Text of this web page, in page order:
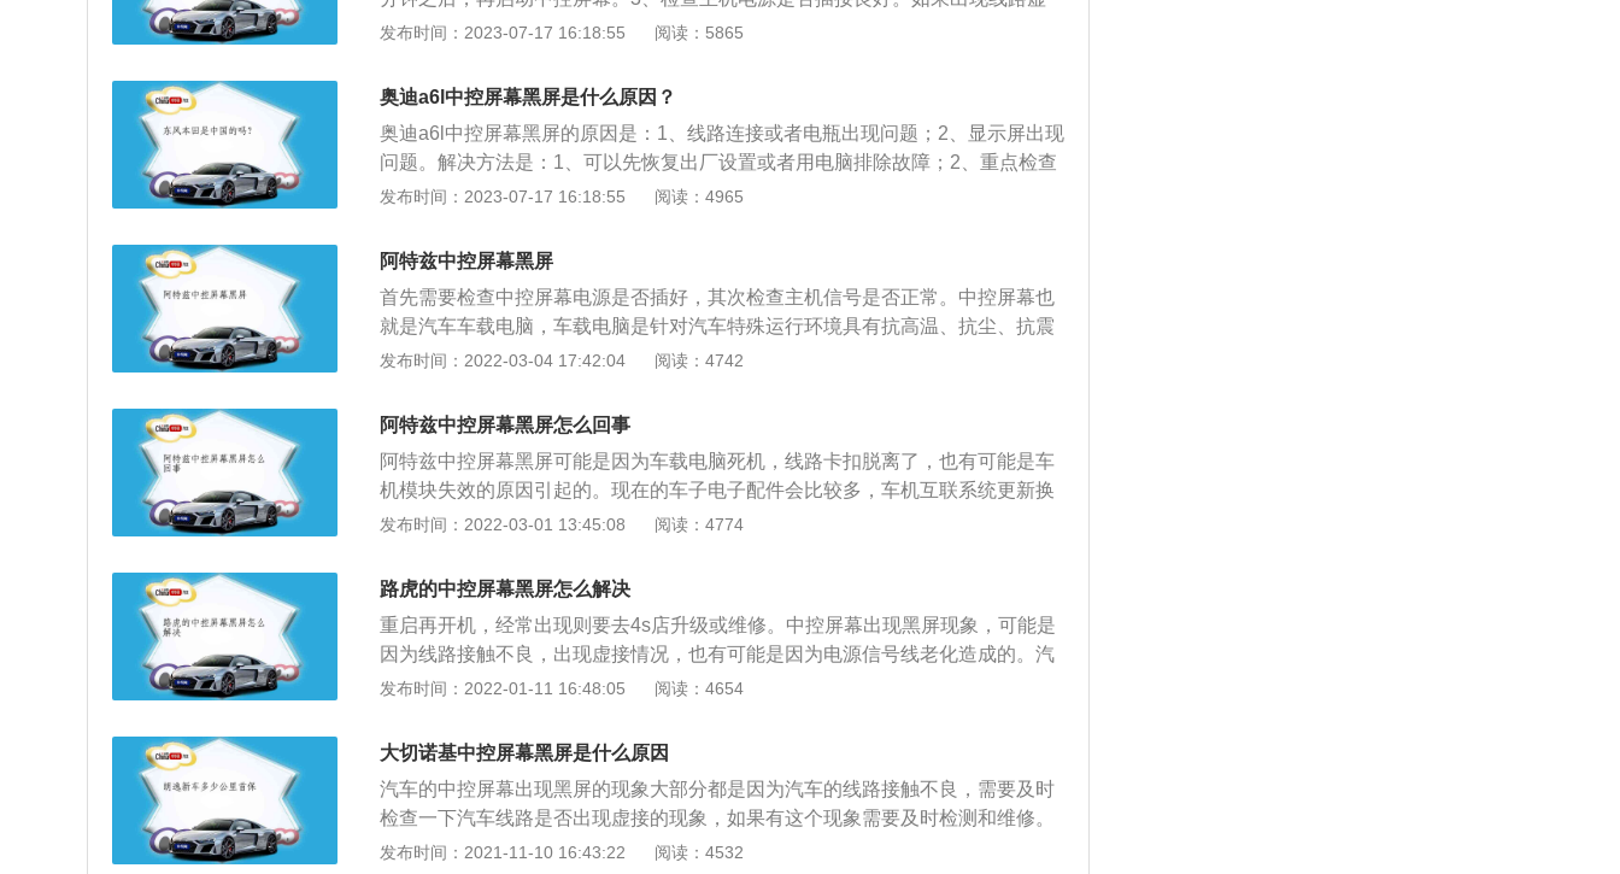
门锁开关，同时，行车速度达到一定时，车门自动上锁，对于其他车门有独立的
开关，可单独控制自己的车门。3、汽车中控还包括中央控制台，以及音响控制
接的情况，把电源线路插接良好即可。4、检查电源信号线是否老化。如果出现
车4S店，寻找专业维修。以下是长安CS75中控屏幕的相关介绍：1、中控屏幕是
一块10寸的液晶屏幕，简约大方，画面清晰。2、通过中控屏幕可以查看全车360
影像。当车速低于30迈时，打开左右转向灯，屏幕会自动切换左右的路况，增加
拐弯的安全性。
发布时间：2023-07-17 16:18:55 阅读：5865
奥迪a6l中控屏幕黑屏是什么原因？
奥迪a6l中控屏幕黑屏的原因是：1、线路连接或者电瓶出现问题；2、显示屏出现
问题。解决方法是：1、可以先恢复出厂设置或者用电脑排除故障；2、重点检查
一下触摸范围校正、无线接收器的ID与主机程序中设定的ID是否一致、无线接收
1886mm、1475mm，轴距为3024mm。该车全系标配奥迪虚拟座舱，车内配备
了10.1英寸的显示屏，下方为8.6英寸的触控屏，仪表采用12.3全液晶仪表盘。
发布时间：2023-07-17 16:18:55 阅读：4965
阿特兹中控屏幕黑屏
首先需要检查中控屏幕电源是否插好，其次检查主机信号是否正常。中控屏幕也
就是汽车车载电脑，车载电脑是针对汽车特殊运行环境具有抗高温、抗尘、抗震
能力的而且可以与汽车电路融合的汽车信息化产品。可以实现所有家用电脑的功
手机、摄像机等。可以记录汽车的定位系统所发的信息，记录精度可以达到一秒
一次。汽车电脑的记录卡可以用于储存信息，使用寿命可以达到十年以上。具有
多项方便车内人员使用的多功能功能，最大限度方便驾驶员使用。
发布时间：2022-03-04 17:42:04 阅读：4742
阿特兹中控屏幕黑屏怎么回事
阿特兹中控屏幕黑屏可能是因为车载电脑死机，线路卡扣脱离了，也有可能是车
机模块失效的原因引起的。现在的车子电子配件会比较多，车机互联系统更新换
代。都没系系统会比较复杂，因此车载大屏出现故障的情况就会增加。可以试一
行检测和维修。还有线路卡扣的脱离，由于线路的连接通常都会使用卡扣直插的
方式，如果遇到颠簸路段或者是品质不好的情况就可能会发生卡扣脱离或者松
动，使得车载大屏黑屏。车机模块失效这种情况发生的概率会高一些。由于电子
产品比较多，大屏幕显示的内容太多，引起内部模块的干扰，所以会导致车机的
问题。只能恢复出厂设置或者是进行刷机操作。
发布时间：2022-03-01 13:45:08 阅读：4774
路虎的中控屏幕黑屏怎么解决
重启再开机，经常出现则要去4s店升级或维修。中控屏幕出现黑屏现象，可能是
因为线路接触不良，出现虚接情况，也有可能是因为电源信号线老化造成的。汽
车中控屏幕出现黑屏，除了上述两种原因之外，还有一种可能就是屏幕使用时间
然有一些临时的应急处理办法，比如重新进入触屏设置页面进行触摸范围校准，
还有立刻进行恢复出厂设置，或者通过连接电脑进行维修。其实，中控屏幕出现
种种故障，跟他的安装工艺有较大关系，因为这个工艺需要接触到较为复杂的线
路，一旦安装不专业或者错误，就很可能会造成屏幕故障的现象，甚至还会烧毁
车内的原件，存在一定的安全隐患。要想彻底解决该问题，建议去4s店，找专业
发布时间：2022-01-11 16:48:05 阅读：4654
大切诺基中控屏幕黑屏是什么原因
汽车的中控屏幕出现黑屏的现象大部分都是因为汽车的线路接触不良，需要及时
检查一下汽车线路是否出现虚接的现象，如果有这个现象需要及时检测和维修。
大切诺基是吉普品牌旗下经典车型，大切诺基承载了吉普汽车品牌纯正的血统是
发布时间：2021-11-10 16:43:22 阅读：4532